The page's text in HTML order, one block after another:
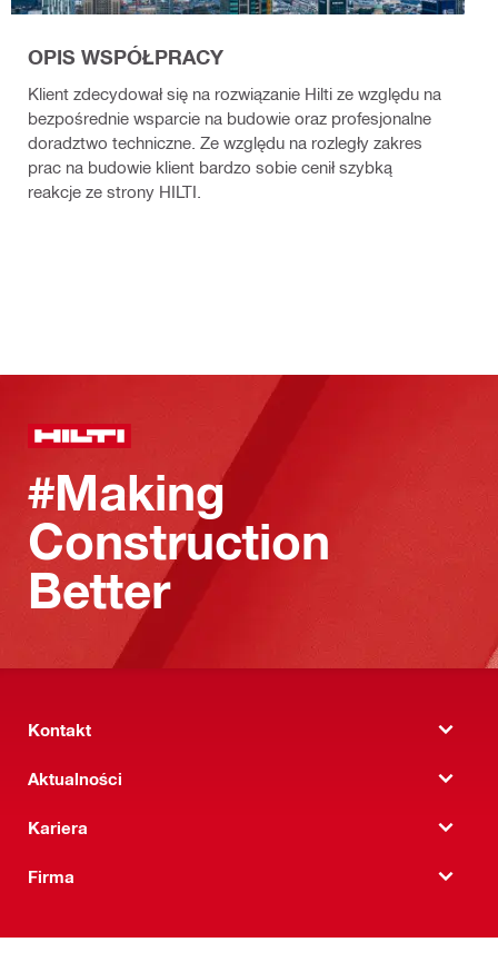
OPIS WSPÓŁPRACY
Klient zdecydował się na rozwiązanie Hilti ze względu na
bezpośrednie wsparcie na budowie oraz profesjonalne
doradztwo techniczne. Ze względu na rozległy zakres
prac na budowie klient bardzo sobie cenił szybką
reakcje ze strony HILTI.
#Making
Construction
Better
Kontakt
Aktualności
Kariera
Firma